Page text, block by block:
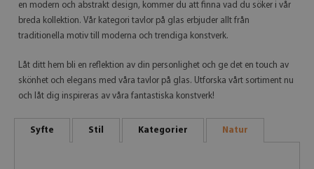
en modern och abstrakt design, kommer du att finna vad du söker i vår
breda kollektion. Vår kategori tavlor på glas erbjuder allt från
traditionella motiv till moderna och trendiga konstverk.
Låt ditt hem bli en reflektion av din personlighet och ge det en touch av
skönhet och elegans med våra tavlor på glas. Utforska vårt sortiment nu
och låt dig inspireras av våra fantastiska konstverk!
Syfte Stil Kategorier Natur